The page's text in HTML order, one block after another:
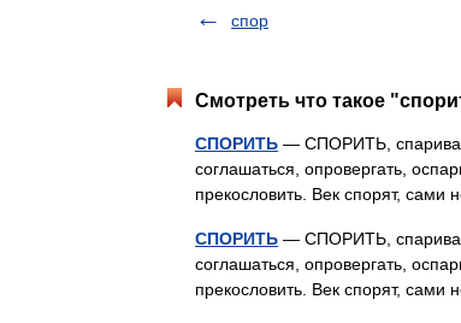
спор
Смотреть что такое
СПОРИТЬ — СПОРИТЬ,
соглашаться, опровергать,
прекословить. Век спорят,
СПОРИТЬ — СПОРИТЬ,
соглашаться, опровергать,
прекословить. Век спорят,